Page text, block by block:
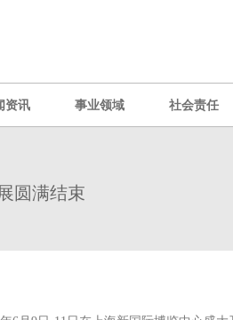
资讯 事业领域 社会责任
圆满结束